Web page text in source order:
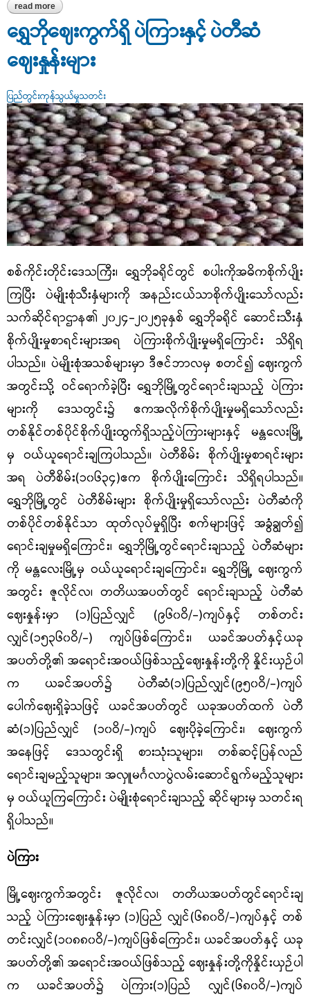
read more about ရွှေဘိုဈေးကွက်တွင် အရောင်းအဝယ်ဖြစ်သည့် ပဲဖြူပြားဈေးနှုန်း
ရွှေဘိုဈေးကွက်ရှိ ပဲကြားနှင့် ပဲတီဆံ
ဈေးနှုန်းများ
ပြည်တွင်းကုန်သွယ်မှုသတင်း
စစ်ကိုင်းတိုင်းဒေသကြီး၊ ရွှေဘိုခရိုင်တွင် စပါးကိုအဓိကစိုက်ပျိုး
ကြပြီး ပဲမျိုးစုံသီးနှံများကို အနည်းငယ်သာစိုက်ပျိုးသော်လည်း
သက်ဆိုင်ရာဌာန၏ ၂၀၂၄- ၂၀၂၅ခုနှစ် ရွှေဘိုခရိုင် ဆောင်းသီးနှံ
စိုက်ပျိုးမှုစာရင်းများအရ ပဲကြားစိုက်ပျိုးမှုမရှိကြောင်း သိရှိရ
ပါသည်။ ပဲမျိုးစုံအသစ်များမှာ ဒီဇင်ဘာလမှ စတင်၍ ဈေးကွက်
အတွင်းသို့ ဝင်ရောက်ခဲ့ပြီး ရွှေဘိုမြို့တွင်ရောင်းချသည့် ပဲကြား
များကို ဒေသတွင်း၌ ဧကအလိုက်စိုက်ပျိုးမှုမရှိသော်လည်း
တစ်နိုင်တစ်ပိုင်စိုက်ပျိုးထွက်ရှိသည့်ပဲကြားများနှင့်
မန္တလေးမြို့
မှ ဝယ်ယူရောင်းချကြပါသည်။ ပဲတီစိမ်း စိုက်ပျိုးမှုစာရင်းများ
အရ ပဲတီစိမ်း(၁၀၆၃၄)ဧက စိုက်ပျိုးကြောင်း သိရှိရပါသည်။
ရွှေဘိုမြို့တွင် ပဲတီစိမ်းများ စိုက်ပျိုးမှုရှိသော်လည်း ပဲတီဆံကို
တစ်ပိုင်တစ်နိုင်သာ ထုတ်လုပ်မှုရှိပြီး စက်များဖြင့် အခွံချွတ်၍
ရောင်းချမှုမရှိကြောင်း၊ ရွှေဘိုမြို့တွင်ရောင်းချသည့် ပဲတီဆံများ
ကို မန္တလေးမြို့မှ ဝယ်ယူရောင်းချကြောင်း၊ ရွှေဘိုမြို့ ဈေးကွက်
အတွင်း ဇူလိုင်လ၊ တတိယအပတ်တွင် ရောင်းချသည့် ပဲတီဆံ
ဈေးနှုန်းမှာ (၁)ပြည်လျှင် (၉၆၀ဝိ/-)ကျပ်နှင့် တစ်တင်း
လျှင်(၁၅၃၆၀ဝိ/-) ကျပ်ဖြစ်ကြောင်း၊ ယခင်အပတ်နှင့်ယခု
အပတ်တို့၏ အရောင်းအဝယ်ဖြစ်သည့်ဈေးနှုန်းတို့ကို နှိုင်းယှဉ်ပါ
က ယခင်အပတ်၌ ပဲတီဆံ(၁)ပြည်လျှင်(၉၅၀ဝိ/-)ကျပ်
ပေါက်ဈေးရှိခဲ့သဖြင့် ယခင်အပတ်တွင် ယခုအပတ်ထက် ပဲတီ
ဆံ(၁)ပြည်လျှင် (၁၀ဝိ/-)ကျပ် ဈေးပိုခဲ့ကြောင်း၊ ဈေးကွက်
အနေဖြင့် ဒေသတွင်းရှိ စားသုံးသူများ၊ တစ်ဆင့်ပြန်လည်
ရောင်းချမည့်သူများ၊ အလှူမင်္ဂလာပွဲလမ်းဆောင်ရွက်မည့်သူများ
မှ ဝယ်ယူကြကြောင်း ပဲမျိုးစုံရောင်းချသည့် ဆိုင်များမှ သတင်းရ
ရှိပါသည်။
ပဲကြား
မြို့ဈေးကွက်အတွင်း ဇူလိုင်လ၊ တတိယအပတ်တွင်ရောင်းချ
သည့် ပဲကြားဈေးနှုန်းမှာ (၁)ပြည် လျှင်(၆၈၀ဝိ/-)ကျပ်နှင့် တစ်
တင်းလျှင်(၁၀၈၈၀ဝိ/-)ကျပ်ဖြစ်ကြောင်း၊ ယခင်အပတ်နှင့် ယခု
အပတ်တို့၏ အရောင်းအဝယ်ဖြစ်သည့် ဈေးနှုန်းတို့ကိုနှိုင်းယှဉ်ပါ
က ယခင်အပတ်၌ ပဲကြား(၁)ပြည် လျှင်(၆၈၀ဝိ/-)ကျပ်